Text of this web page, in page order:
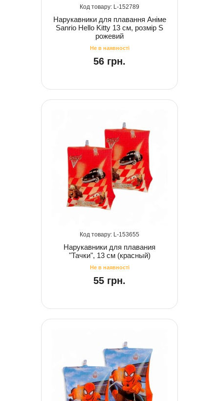
152789
Нарукавники для плавання Аніме
Sanrio Hello Kitty 13 см, розмір S
рожевий
56 грн.
153655
Нарукавники для плавания
"Тачки", 13 см (красный)
55 грн.